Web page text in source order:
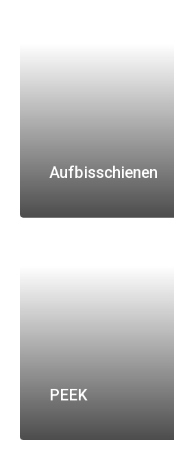
Aufbisschienen
PEEK